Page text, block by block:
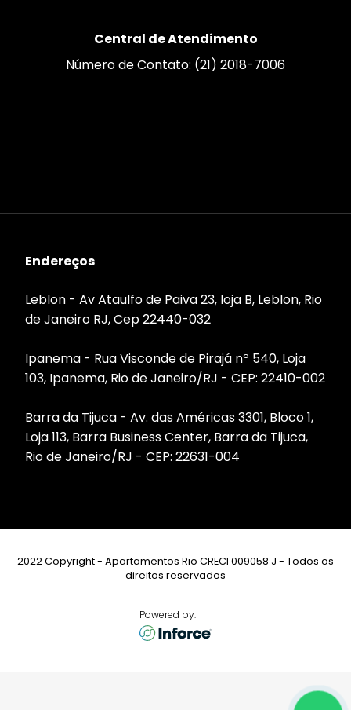
Central de Atendimento
Número de Contato: (21) 2018-7006
Endereços
Leblon - Av Ataulfo de Paiva 23, loja B, Leblon, Rio
de Janeiro RJ, Cep 22440-032
Ipanema - Rua Visconde de Pirajá nº 540, Loja
103, Ipanema, Rio de Janeiro/RJ - CEP: 22410-002
Barra da Tijuca - Av. das Américas 3301, Bloco 1,
Loja 113, Barra Business Center, Barra da Tijuca,
Rio de Janeiro/RJ - CEP: 22631-004
2022 Copyright - Apartamentos Rio CRECI 009058 J - Todos os
direitos reservados
Powered by: